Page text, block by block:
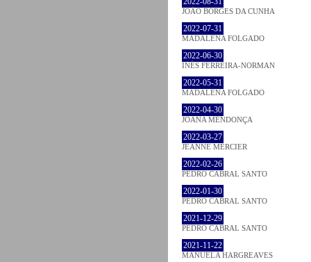
JOÃO BORGES DA CUNHA
2022-07-31
MADALENA FOLGADO
2022-06-30
INÊS FERREIRA-NORMAN
2022-05-31
MADALENA FOLGADO
2022-04-30
JOANA MENDONÇA
2022-03-27
JEANNE MERCIER
2022-02-26
PEDRO CABRAL SANTO
2022-01-30
PEDRO CABRAL SANTO
2021-12-29
PEDRO CABRAL SANTO
2021-11-22
MANUELA HARGREAVES